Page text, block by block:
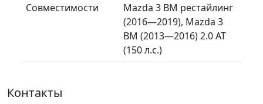
Совместимости
Mazda 3 BM рестайлинг
(2016—2019), Mazda 3
BM (2013—2016) 2.0 AT
(150 л.с.)
Контакты